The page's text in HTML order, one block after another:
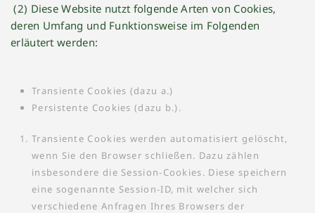
(2) Diese Website nutzt folgende Arten von Cookies,
deren Umfang und Funktionsweise im Folgenden
erläutert werden:
Transiente Cookies (dazu a.)
Persistente Cookies (dazu b.).
Transiente Cookies werden automatisiert gelöscht,
wenn Sie den Browser schließen. Dazu zählen
insbesondere die Session-Cookies. Diese speichern
eine sogenannte Session-ID, mit welcher sich
verschiedene Anfragen Ihres Browsers der